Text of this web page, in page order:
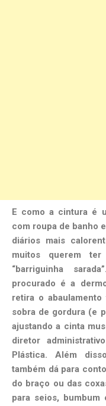
E como a cintura é
com roupa de banho
diários mais
muitos querem ter
“barriguinha
procurado é a
retira o
sobra de gordura (e
ajustando a cinta
diretor
Plástica. Além
também dá para
do braço ou das
para seios,